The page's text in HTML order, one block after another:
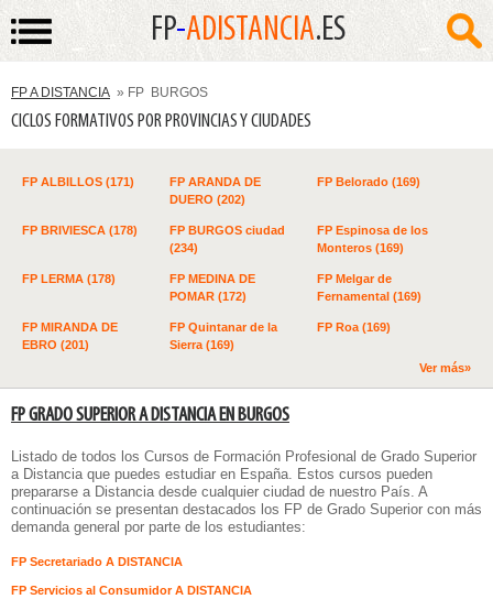
FP-ADISTANCIA.ES
FP A DISTANCIA » FP BURGOS
CICLOS FORMATIVOS POR PROVINCIAS Y CIUDADES
FP ALBILLOS (171)
FP ARANDA DE
DUERO (202)
FP Belorado (169)
FP BRIVIESCA (178)
FP BURGOS ciudad
(234)
FP Espinosa de los
Monteros (169)
FP LERMA (178)
FP MEDINA DE
POMAR (172)
FP Melgar de
Fernamental (169)
FP MIRANDA DE
EBRO (201)
FP Quintanar de la
Sierra (169)
FP Roa (169)
Ver más»
FP GRADO SUPERIOR A DISTANCIA EN BURGOS
Listado de todos los Cursos de Formación Profesional de Grado Superior
a Distanciaque puedes estudiar en España. Estos cursos pueden
prepararse a Distancia desde cualquier ciudad de nuestro País. A
continuación se presentan destacados los FP de Grado Superior con más
demanda general por parte de los estudiantes:
FP Secretariado A DISTANCIA
FP Servicios al Consumidor A DISTANCIA